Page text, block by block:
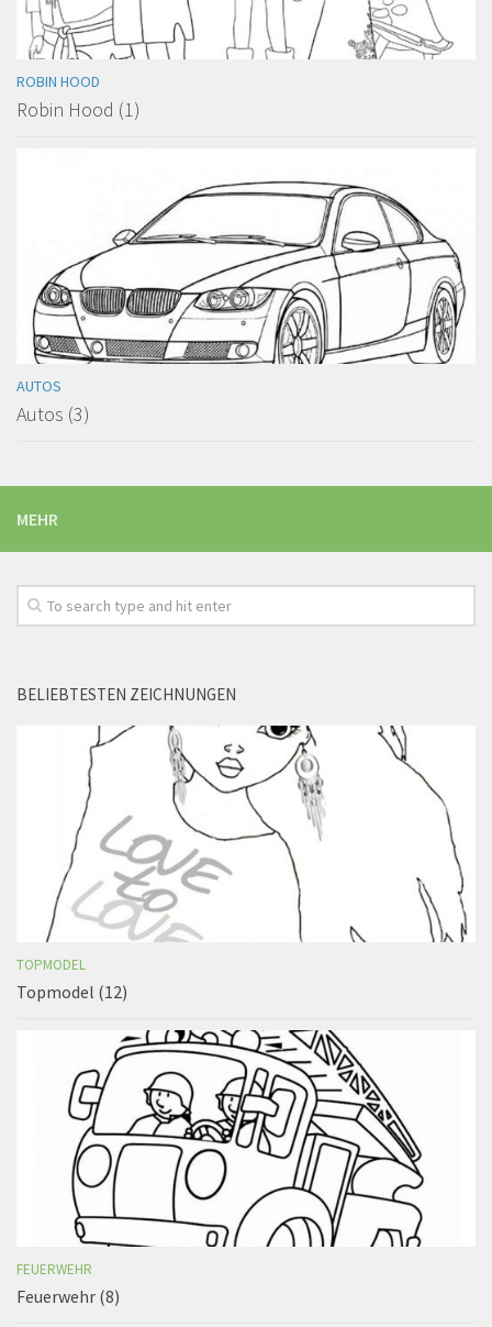
ROBIN HOOD
Robin Hood (1)
AUTOS
Autos (3)
MEHR
BELIEBTESTEN ZEICHNUNGEN
TOPMODEL
Topmodel (12)
FEUERWEHR
Feuerwehr (8)